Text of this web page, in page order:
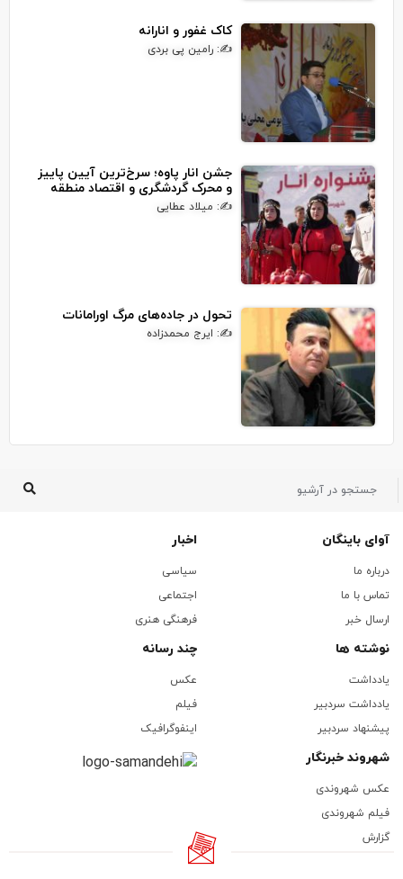
کاک غفور و انارانه
✍: رامین پی بردی
جشن انار پاوه؛ سرخ‌ترین آیین پاییز
و محرک گردشگری و اقتصاد منطقه
✍: میلاد عطایی
تحول در جاده‌های مرگ اورامانات
✍: ایرج محمدزاده
آوای باینگان
درباره ما
تماس با ما
ارسال خبر
اخبار
سیاسی
اجتماعی
فرهنگی هنری
نوشته ها
یادداشت
یادداشت سردبیر
پیشنهاد سردبیر
چند رسانه
عکس
فیلم
اینفوگرافیک
شهروند خبرنگار
عکس شهروندی
فیلم شهروندی
گزارش